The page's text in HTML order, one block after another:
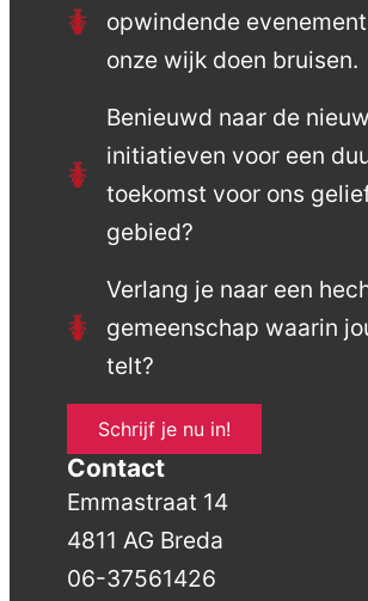
opwindende
onze wijk doen bruisen.
Benieuwd naar de
initiatieven voor een
toekomst voor ons
gebied?
Verlang je naar een
gemeenschap waarin
telt?
Schrijf je nu in!
Contact
Emmastraat 14
4811 AG Breda
06-37561426